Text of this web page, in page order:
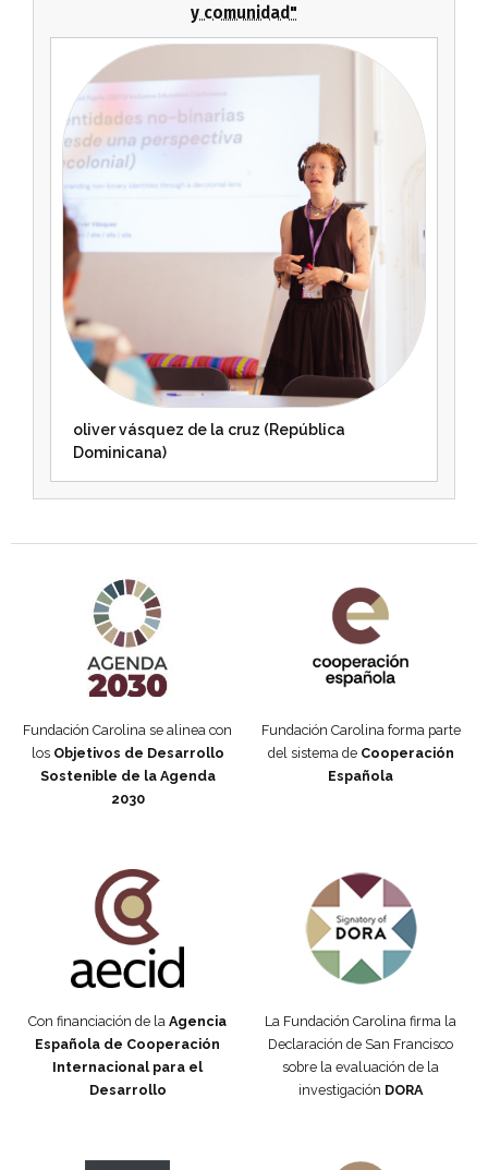
y comunidad"
oliver vásquez de la cruz (República
Dominicana)
Fundación Carolina se alinea con
los Objetivos de Desarrollo
Sostenible de la Agenda
2030
Fundación Carolina forma parte
del sistema de Cooperación
Española
Con financiación de la Agencia
Española de Cooperación
Internacional para el
Desarrollo
La Fundación Carolina firma la
Declaración de San Francisco
sobre la evaluación de la
investigación DORA